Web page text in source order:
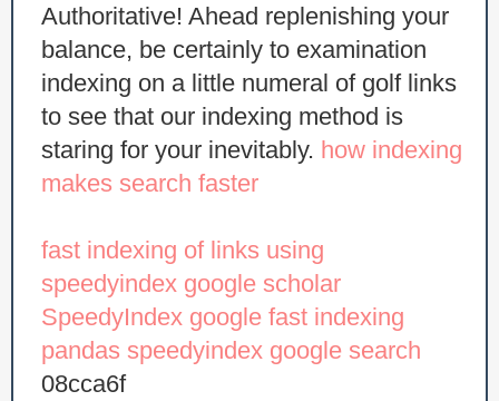
Authoritative! Ahead replenishing your
balance, be certainly to examination
indexing on a little numeral of golf links
to see that our indexing method is
staring for your inevitably. how indexing
makes search faster
fast indexing of links using
speedyindex google scholar
SpeedyIndex google fast indexing
pandas speedyindex google search
08cca6f